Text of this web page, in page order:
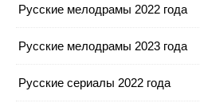
Русские мелодрамы 2022 года
Русские мелодрамы 2023 года
Русские сериалы 2022 года